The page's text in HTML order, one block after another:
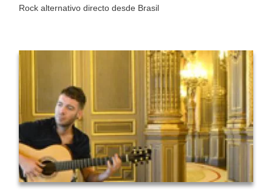
Rock alternativo directo desde Brasil